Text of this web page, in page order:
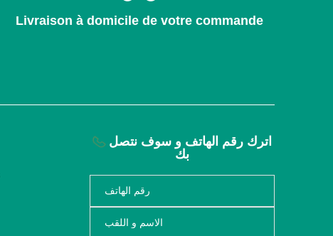
Livraison à domicile de votre commande
اترك رقم الهاتف و سوف نتصل
بك